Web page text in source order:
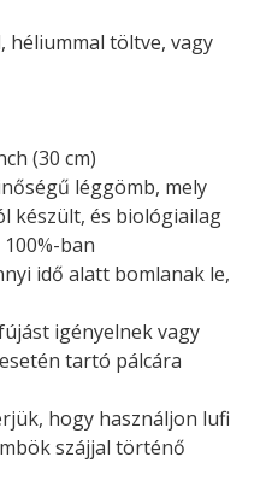
héliummal töltve, vagy
(30 cm)
léggömb, mely
készült, és biológiailag
ban
idő alatt bomlanak le,
igényelnek vagy
tartó pálcára
hogy használjon lufi
szájjal történő